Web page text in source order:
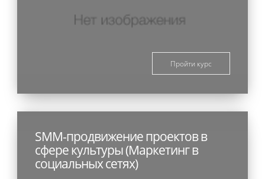
Пройти курс
SMM-продвижение проектов в
сфере культуры (Маркетинг в
социальных сетях)